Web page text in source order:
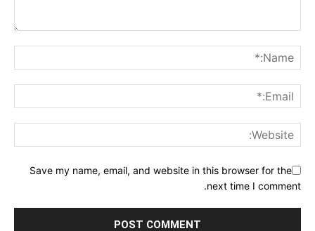
Save my name, email, and website in this browser for the
next time I comment.